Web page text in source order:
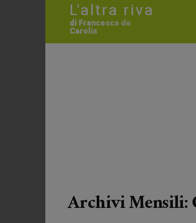
L'altra riva
di Francesca de
Carolis
Archivi Mensili: